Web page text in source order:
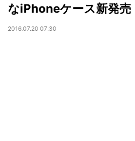
なiPhoneケース新発売
2016.07.20 07:30